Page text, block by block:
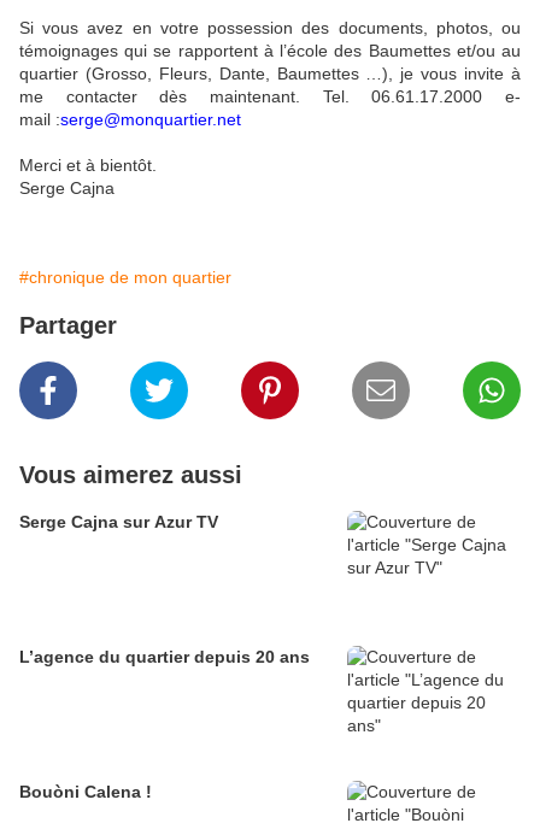
Si vous avez en votre possession des documents, photos, ou
témoignages qui se rapportent à l’école des Baumettes et/ou au
quartier (Grosso, Fleurs, Dante, Baumettes …), je vous invite à
me contacter dès maintenant. Tel. 06.61.17.2000 e-
mail :serge@monquartier.net
Merci et à bientôt.
Serge Cajna
#chronique de mon quartier
Partager
Vous aimerez aussi
Serge Cajna sur Azur TV
L’agence du quartier depuis 20 ans
Bouòni Calena !